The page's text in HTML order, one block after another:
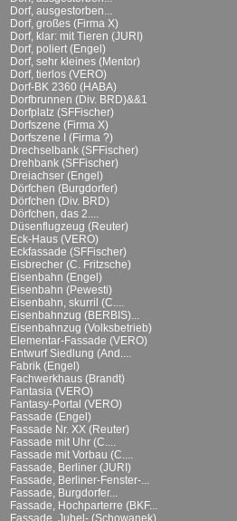
Dorf, ausgestorben...
Dorf, großes (Firma X)
Dorf, klar: mit Tieren (JURI)
Dorf, poliert (Engel)
Dorf, sehr kleines (Mentor)
Dorf, tierlos (VERO)
Dorf-BK 2360 (HABA)
Dorfbrunnen (Div. BRD)&&1
Dorfplatz (SFFischer)
Dorfszene (Firma X)
Dorfszene I (Firma ?)
Drechselbank (SFFischer)
Drehbank (SFFischer)
Dreiachser (Engel)
Dörfchen (Burgdorfer)
Dörfchen (Div. BRD)
Dörfchen, das 2....
Düsenflugzeug (Reuter)
Eck-Haus (VERO)
Eckfassade (SFFischer)
Eisbrecher (C. Fritzsche)
Eisenbahn (Engel)
Eisenbahn (Pewesti)
Eisenbahn, skurril (C....
Eisenbahnzug (BERBIS)...
Eisenbahnzug (Volksbetrieb)
Elementar-Fassade (VERO)
Entwurf Siedlung (And....
Fabrik (Engel)
Fachwerkhaus (Brandt)
Fantasia (VERO)
Fantasy-Portal (VERO)
Fassade (Engel)
Fassade Nr. XX (Reuter)
Fassade mit Uhr (C....
Fassade mit Vorbau (C....
Fassade, Berliner (JURI)
Fassade, Berliner-Fenster-...
Fassade, Burgdorfer...
Fassade, Hochparterre (BKF...
Fassade, Jubel- (Schowanek)